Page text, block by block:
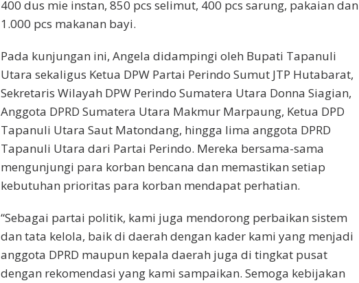
400 dus mie instan, 850 pcs selimut, 400 pcs sarung, pakaian dan
1.000 pcs makanan bayi.
Pada kunjungan ini, Angela didampingi oleh Bupati Tapanuli
Utara sekaligus Ketua DPW Partai Perindo Sumut JTP Hutabarat,
Sekretaris Wilayah DPW Perindo Sumatera Utara Donna Siagian,
Anggota DPRD Sumatera Utara Makmur Marpaung, Ketua DPD
Tapanuli Utara Saut Matondang, hingga lima anggota DPRD
Tapanuli Utara dari Partai Perindo. Mereka bersama-sama
mengunjungi para korban bencana dan memastikan setiap
kebutuhan prioritas para korban mendapat perhatian.
“Sebagai partai politik, kami juga mendorong perbaikan sistem
dan tata kelola, baik di daerah dengan kader kami yang menjadi
anggota DPRD maupun kepala daerah juga di tingkat pusat
dengan rekomendasi yang kami sampaikan. Semoga kebijakan